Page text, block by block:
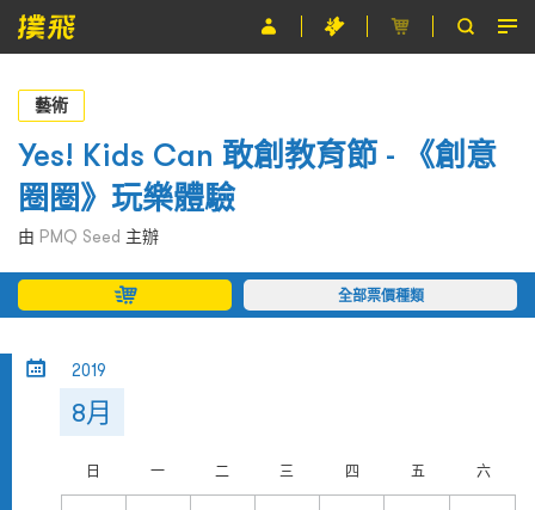
節目
主辦單位
關於撲飛
條款及細則
EN
藝術
Yes! Kids Can 敢創教育節 - 《創意
圈圈》玩樂體驗
由 PMQ Seed 主辦
全部票價種類
2019
8月
日 一 二 三 四 五 六